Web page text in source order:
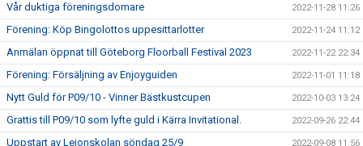
Vår duktiga föreningsdomare 2022-11-28 11:26
Förening: Köp Bingolottos uppesittarlotter 2022-11-24 11:12
Anmälan öppnat till Göteborg Floorball Festival 2023 2022-11-22 22:34
Förening: Försäljning av Enjoyguiden 2022-11-01 11:18
Nytt Guld för P09/10 - Vinner Bästkustcupen 2022-10-03 13:24
Grattis till P09/10 som lyfte guld i Kärra Invitational. 2022-09-26 22:44
Uppstart av Lejonskolan söndag 25/9 2022-09-08 11:56